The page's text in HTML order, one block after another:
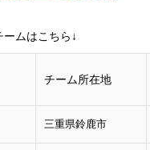
ムはこちら↓
チーム所在地
三重県鈴鹿市